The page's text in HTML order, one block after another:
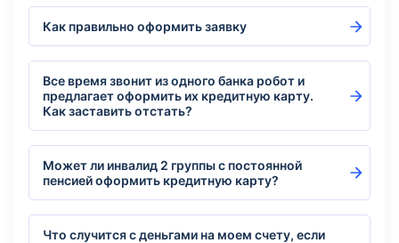
Как правильно оформить заявку
Все время звонит из одного банка робот и
предлагает оформить их кредитную карту.
Как заставить отстать?
Может ли инвалид 2 группы с постоянной
пенсией оформить кредитную карту?
Что случится с деньгами на моем счету, если